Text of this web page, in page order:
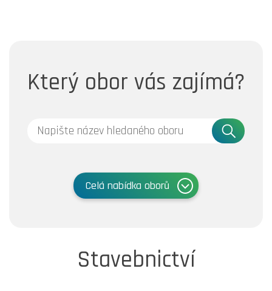
Který obor vás zajímá?
Celá nabídka oborů
Stavebnictví